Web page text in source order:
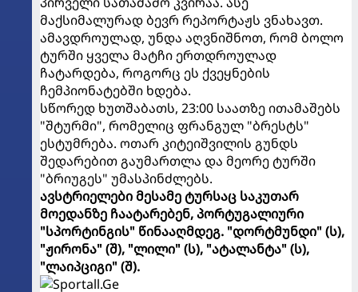
მაქსიმალურად ბევრ რეპორტაჟს ვნახავთ.
ამავდროულად, უნდა აღვნიშნოთ, რომ ბოლო
ტურში ყველა მატჩი ერთდროულად
ჩატარდება, როგორც ეს ქვეყნების
ჩემპიონატებში ხდება.
სწორედ ხუთშაბათს, 23:00 საათზე ითამაშებს
"შტურმი", რომელიც ფრანგულ "ბრესტს"
ესტუმრება. ოთარ კიტეიშვილის გუნდს
შედარებით გაუმართლა და მეორე ტურში
"ბრიუგეს" უმასპინძლებს.
ავსტრიელები მესამე ტურსაც საკუთარ
მოედანზე ჩაატარებენ, პორტუგალიური
"სპორტინგის" წინააღმდეგ. "დორტმუნდი" (ს),
"ჟირონა" (შ), "ლილი" (ს), "ატალანტა" (ს),
"ლაიპციგი" (შ).